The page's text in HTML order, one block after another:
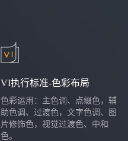
VI执行标准-色彩布局
色彩运用：主色调、点缀色，辅
助色调、过渡色，文字色调、图
片修饰色，视觉过渡色、中和
色。